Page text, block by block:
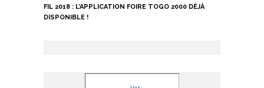
FIL 2018 : L’APPLICATION FOIRE TOGO 2000 DÉJÀ
DISPONIBLE !